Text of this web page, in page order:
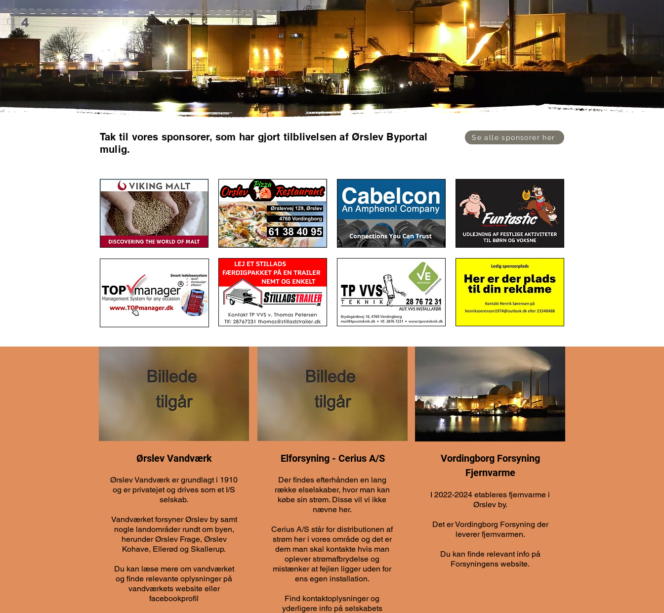
Ørslev Vandværk
Ørslev Vandværk er grundlagt i 1910
og er privatejet og drives som et I/S
selskab.
Vandværket forsyner Ørslev by samt
nogle landområder rundt om byen,
herunder Ørslev Frage, Ørslev
Kohave, Ellerød og Skallerup.
Du kan læse mere om vandværket
og finde relevante oplysninger på
vandværkets website eller
facebookprofil
Elforsyning - Cerius A/S
Der findes efterhånden en lang
række elselskaber, hvor man kan
købe sin strøm. Disse vil vi ikke
nævne her.
Cerius A/S står for distributionen af
strøm her i vores område og det er
dem man skal kontakte hvis man
oplever strømafbrydelse og
mistænker at fejlen ligger uden for
ens egen installation.
Find kontaktoplysninger og
yderligere info på selskabets
Vordingborg Forsyning
Fjernvarme
I 2022-2024 etableres fjernvarme i
Ørslev by.
Det er Vordingborg Forsyning der
leverer fjernvarmen.
Du kan finde relevant info på
Forsyningens website.
Tak til vores sponsorer, som har gjort tilblivelsen af Ørslev Byportal
mulig.
Se alle sponsorer her